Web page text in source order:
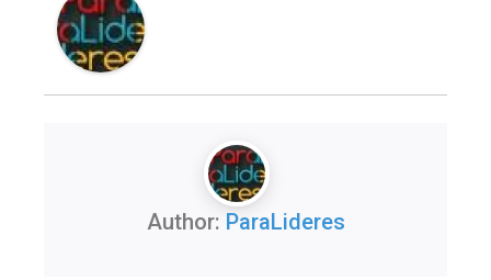
Author: ParaLideres